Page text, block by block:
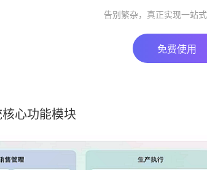
告别繁杂，真正实现一站式
免费使用
心功能模块